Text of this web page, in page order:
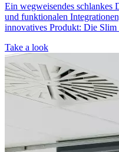
Ein wegweisendes schlankes
und funktionalen
innovatives Produkt: Die Slim
Take a look